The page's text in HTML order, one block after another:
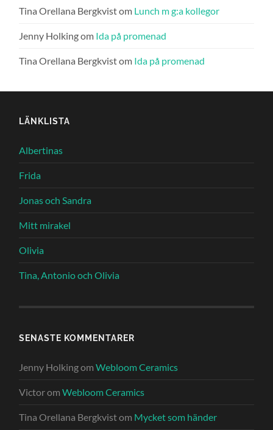
Tina Orellana Bergkvistom Lunch m g:a kollegor
Jenny Holkingom Ida på promenad
Tina Orellana Bergkvistom Ida på promenad
LÄNKLISTA
Albertinas
Frida
Jonas och Sandra
Mitt mirakel
Olivia
Tina, Antonio och Olivia
SENASTE KOMMENTARER
Jenny HolkingomWebloom Ceramics
VictoromWebloom Ceramics
Tina Orellana Bergkvistom Mycket som händer